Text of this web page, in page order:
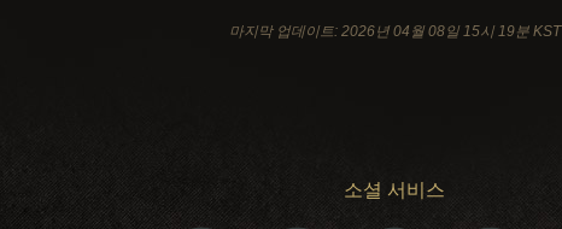
마지막 업데이트: 2026년 04월 08일 15시 19분 KST
소셜 서비스